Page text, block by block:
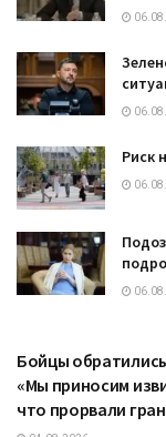
Риск
Бойцы
«Мы приносим
что прорвали